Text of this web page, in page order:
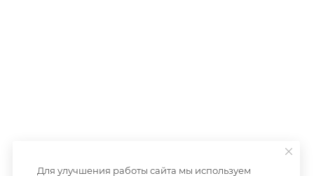
Для улучшения работы сайта мы используем